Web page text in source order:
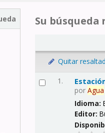
Su búsqueda
Quitar
1.
porAgua
Idioma:
Editor: